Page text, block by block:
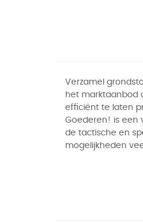
Verzamel
het marktaanbod
efficiënt te laten
Goederen! is een
de tactische en
mogelijkheden